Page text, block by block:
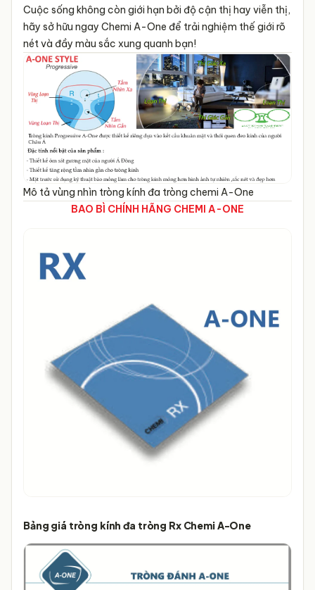
Cuộc sống không còn giới hạn bởi độ cận thị hay viễn thị,
hãy sở hữu ngay Chemi A-One để trải nghiệm thế giới rõ
nét và đầy màu sắc xung quanh bạn!
Mô tả vùng nhìn tròng kính đa tròng chemi A-One
BAO BÌ CHÍNH HÃNG CHEMI A-ONE
Bảng giá tròng kính đa tròng Rx Chemi A-One